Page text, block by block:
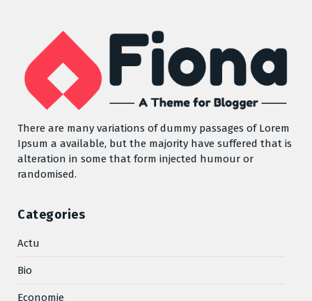
There are many variations of dummy passages of Lorem
Ipsum a available, but the majority have suffered that is
alteration in some that form injected humour or
randomised.
Categories
Actu
Bio
Economie